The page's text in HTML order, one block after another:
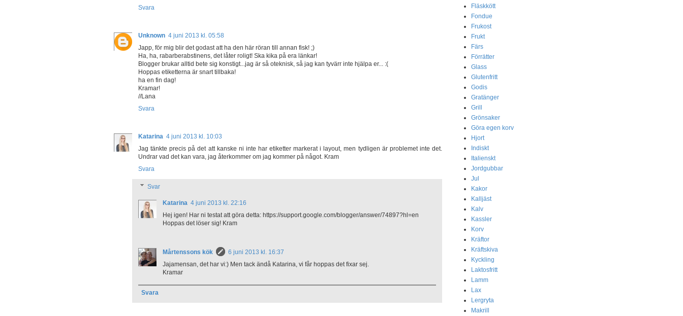
Svara
Unknown 4 juni 2013 kl. 05:58
Japp, för mig blir det godast att ha den här röran till annan fisk! ;)
Ha, ha, rabarberabstinens, det låter roligt! Ska kika på era länkar!
Blogger brukar alltid bete sig konstigt...jag är så oteknisk, så jag kan tyvärr inte hjälpa er... :(
Hoppas etiketterna är snart tillbaka!
ha en fin dag!
Kramar!
//Lana
Svara
Katarina 4 juni 2013 kl. 10:03
Jag tänkte precis på det att kanske ni inte har etiketter markerat i layout, men tydligen är problemet inte det.
Undrar vad det kan vara, jag återkommer om jag kommer på något. Kram
Svara
Svar
Katarina 4 juni 2013 kl. 22:16
Hej igen! Har ni testat att göra detta: https://support.google.com/blogger/answer/74897?hl=en
Hoppas det löser sig! Kram
Mårtenssons kök
6 juni 2013 kl. 16:37
Jajamensan, det har vi:) Men tack ändå Katarina, vi får hoppas det fixar sej.
Kramar
Svara
Fläskkött
Fondue
Frukost
Frukt
Färs
Förrätter
Glass
Glutenfritt
Godis
Gratänger
Grill
Grönsaker
Göra egen korv
Hjort
Indiskt
Italienskt
Jordgubbar
Jul
Kakor
Kalljäst
Kalv
Kassler
Korv
Kräftor
Kräftskiva
Kyckling
Laktosfritt
Lamm
Lax
Lergryta
Makrill